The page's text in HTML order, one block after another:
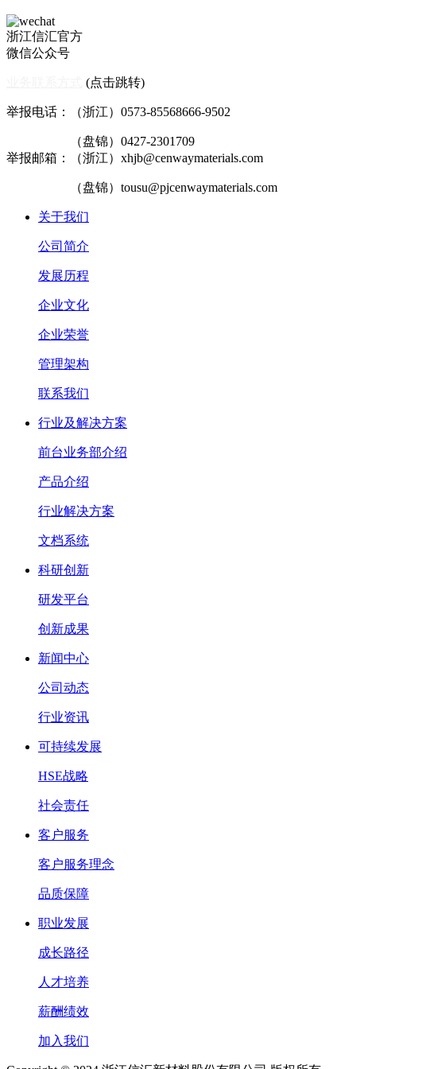
浙江信汇官方
微信公众号
(点击跳转)
举报电话：（浙江）0573-85568666-9502
（盘锦）0427-2301709
举报邮箱：（浙江）xhjb@cenwaymaterials.com
（盘锦）tousu@pjcenwaymaterials.com
关于我们
公司简介
发展历程
企业文化
企业荣誉
管理架构
联系我们
行业及解决方案
前台业务部介绍
产品介绍
行业解决方案
文档系统
科研创新
研发平台
创新成果
新闻中心
公司动态
行业资讯
可持续发展
HSE战略
社会责任
客户服务
客户服务理念
品质保障
职业发展
成长路径
人才培养
薪酬绩效
加入我们